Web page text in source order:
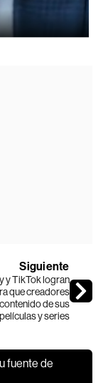
Siguiente
y TikTok logran
que creadores
de sus
películas y series
fuente de